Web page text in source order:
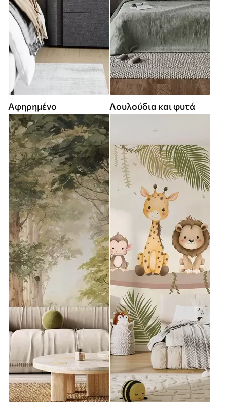
Αφηρημένο Λουλούδια και φυτά